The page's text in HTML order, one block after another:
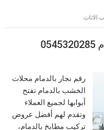
الاثاث
رقم نجار بالدمام محلات
الخشب بالدمام تفتح
أبوابها لجميع العملاء
وتقدم لهم أفضل عروض
تركيب مطابخ بالدمام،